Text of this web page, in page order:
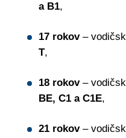
a B1,
17 rokov–
T,
18 rokov–
BE, C1 a C1E,
21 rokov–